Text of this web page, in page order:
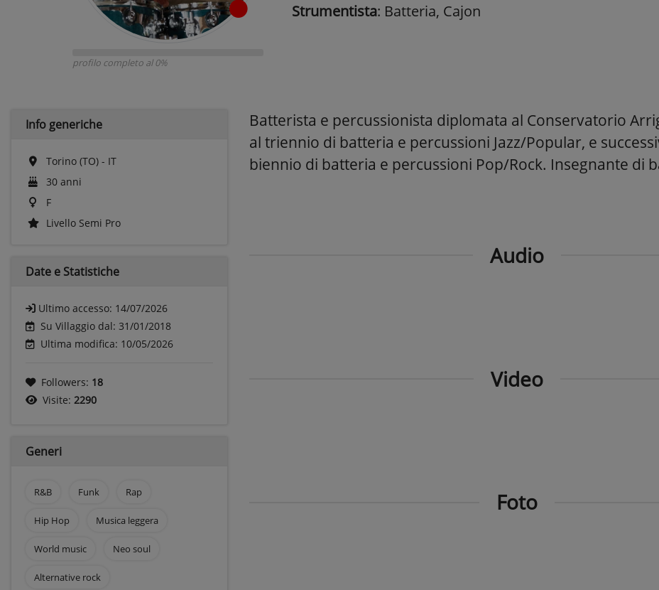
profilo completo al 0%
Strumentista: Batteria, Cajon
Info generiche
Torino (TO) - IT
30 anni
F
Livello Semi Pro
Date e Statistiche
Ultimo accesso: 14/07/2026
Su Villaggio dal: 31/01/2018
Ultima modifica: 10/05/2026
Followers: 18
Visite: 2290
Generi
R&B Funk Rap
Hip Hop Musica leggera
World music Neo soul
Alternative rock
Batterista e percussionista diplomata al Conservatorio
al triennio di batteria e percussioni Jazz/Popular, e
biennio di batteria e percussioni Pop/Rock. Insegnante di
Audio
Video
Foto